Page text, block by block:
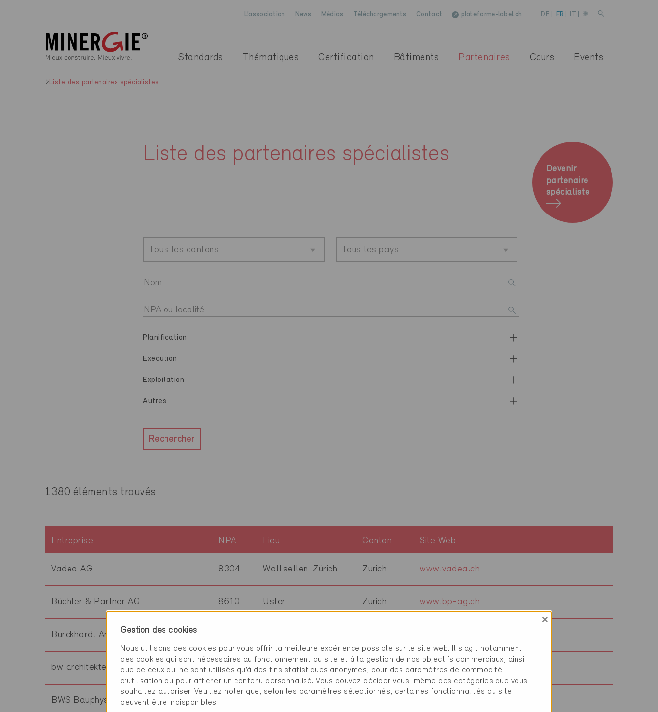
L’association News Médias Téléchargements Contact plateforme-label.ch DE FR
Standards Thématiques Certification Bâtiments Partenaires Cours Events
Liste des partenaires spécialistes
Liste des partenaires spécialistes
Devenir
partenaire
spécialiste
Tous les cantons Tous les pays
Planification
Exécution
Exploitation
Autres
Rechercher
1380 éléments trouvés
Entreprise NPA Lieu Canton Site Web
Vadea AG 8304 Wallisellen-Zürich Zurich www.vadea.ch
Büchler & Partner AG 8610 Uster Zurich www.bp-ag.ch
Burckhardt Architektur AG
bw architekten 8008 Zürich Zurich www.bwarchitekten.ch
BWS Bauphysik AG
Gestion des cookies
×
Nous utilisons des cookies pour vous offrir la meilleure expérience possible sur le site web. Il s'agit notamment
des cookies qui sont nécessaires au fonctionnement du site et à la gestion de nos objectifs commerciaux, ainsi
que de ceux qui ne sont utilisés qu’à des fins statistiques anonymes, pour des paramètres de commodité
d’utilisation ou pour afficher un contenu personnalisé. Vous pouvez décider vous-même des catégories que vous
souhaitez autoriser. Veuillez noter que, selon les paramètres sélectionnés, certaines fonctionnalités du site
peuvent être indisponibles.